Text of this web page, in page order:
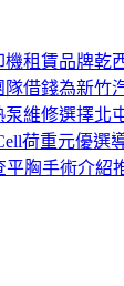
租賃品牌乾
借錢為新竹
維修選擇北
荷重元優選
胸手術介紹